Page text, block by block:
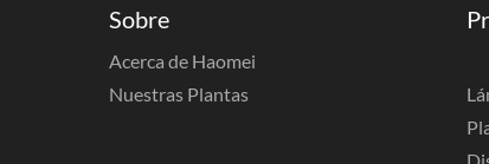
Sobre
Acerca de Haomei
Nuestras Plantas